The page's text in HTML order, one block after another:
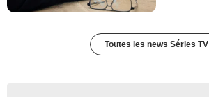
Toutes les news Séries TV